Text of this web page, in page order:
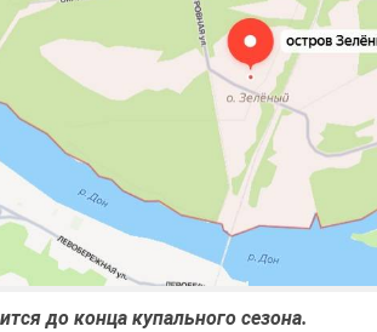
до конца купального сезона.